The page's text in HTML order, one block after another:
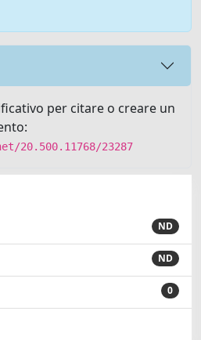
per citare o creare un
20.500.11768/23287
ND
ND
0